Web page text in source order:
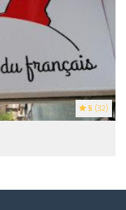
5 (32)